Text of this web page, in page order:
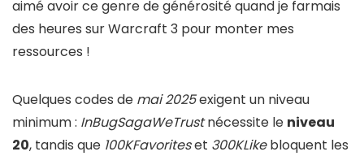
aimé avoir ce genre de générosité quand je farmais
des heures sur Warcraft 3 pour monter mes
ressources !
Quelques codes de mai 2025exigent un niveau
minimum : InBugSagaWeTrustnécessite le niveau
20, tandis que 100KFavoriteset 300KLikebloquent les